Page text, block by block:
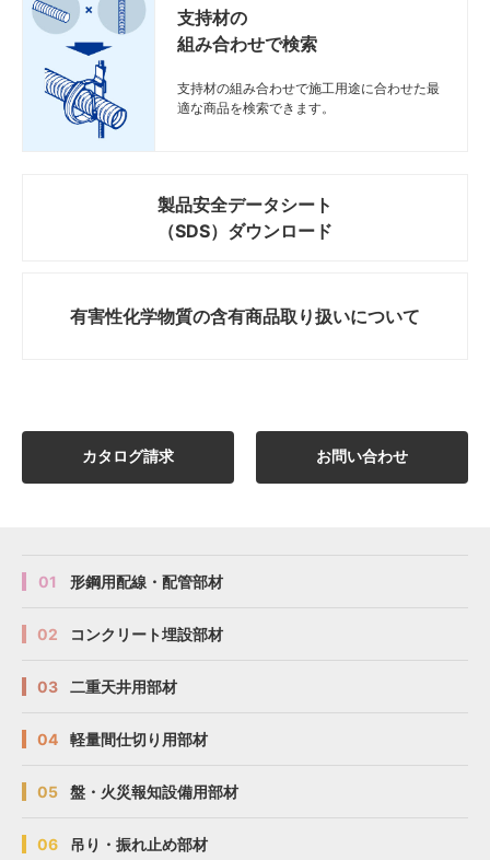
支持材の
組み合わせで検索
支持材の組み合わせで施工用途に合わせた最
適な商品を検索できます。
製品安全データシート
（SDS）ダウンロード
有害性化学物質の含有商品取り扱いについて
カタログ請求 お問い合わせ
01 形鋼用配線・配管部材
02 コンクリート埋設部材
03 二重天井用部材
04 軽量間仕切り用部材
05 盤・火災報知設備用部材
06 吊り・振れ止め部材